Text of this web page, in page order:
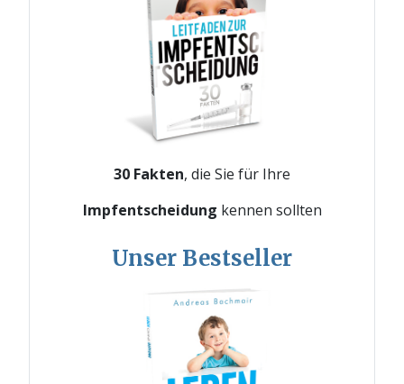
30 Fakten, die Sie für Ihre
Impfentscheidung kennen sollten
Unser Bestseller